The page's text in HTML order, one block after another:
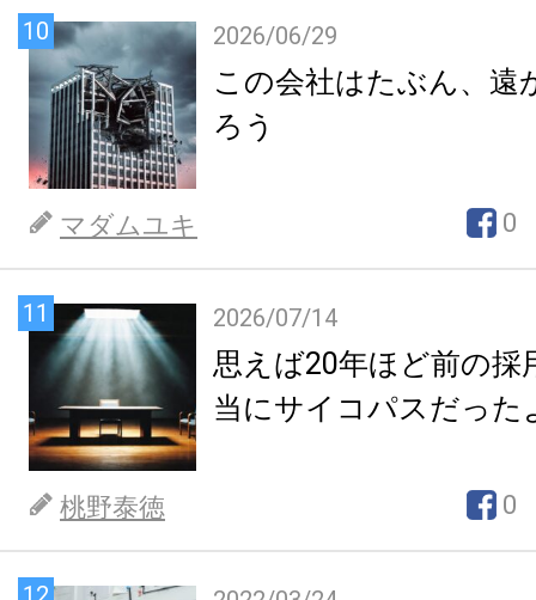
10 2026/06/29
この会社はたぶん、遠
ろう
マダムユキ 0
11 2026/07/14
思えば20年ほど前の採
当にサイコパスだった
桃野泰徳 0